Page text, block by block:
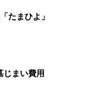
たまひよ」
じまい費用